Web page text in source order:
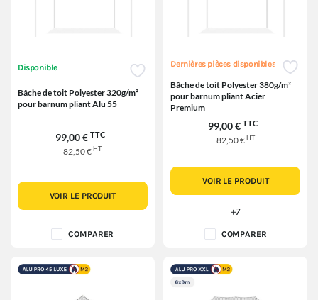
Disponible
Bâche de toit Polyester 320g/m²
pour barnum pliant Alu 55
99,00 € TTC
82,50 €HT
VOIR LE PRODUIT
COMPARER
Dernières pièces disponibles
Bâche de toit Polyester 380g/m²
pour barnum pliant Acier
Premium
99,00 € TTC
82,50 €HT
VOIR LE PRODUIT
+7
COMPARER